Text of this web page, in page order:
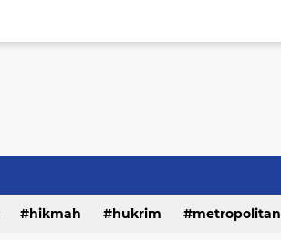
hikmah hukrim metropolitan